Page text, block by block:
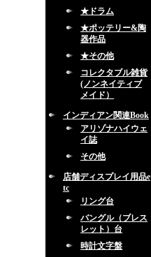
★ドラム
★ポッテリー&陶
器作品
★その他
コレクタブル雑貨
(ノンネイティブ
メイド）
インディアン関連Book
アリゾナハイウェ
イ誌
その他
店舗ディスプレイ用品e
tc
リング台
バングル（ブレス
レット）台
時計文字盤